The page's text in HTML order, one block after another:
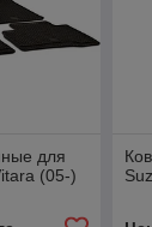
для
(05-)